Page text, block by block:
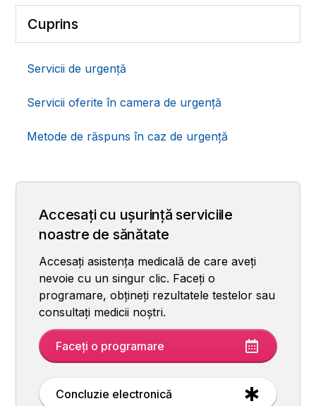
Cuprins
Servicii de urgență
Servicii oferite în camera de urgență
Metode de răspuns în caz de urgență
Accesați cu ușurință serviciile
noastre de sănătate
Accesați asistența medicală de care aveți
nevoie cu un singur clic. Faceți o
programare, obțineți rezultatele testelor sau
consultați medicii noștri.
Faceți o programare
Concluzie electronică